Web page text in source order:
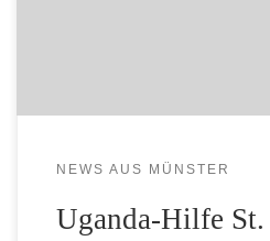
NEWS AUS MÜNSTER
Uganda-Hilfe